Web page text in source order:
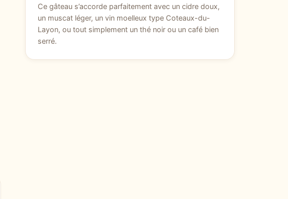
Ce gâteau s’accorde parfaitement avec un cidre doux,
un muscat léger, un vin moelleux type Coteaux-du-
Layon, ou tout simplement un thé noir ou un café bien
serré.